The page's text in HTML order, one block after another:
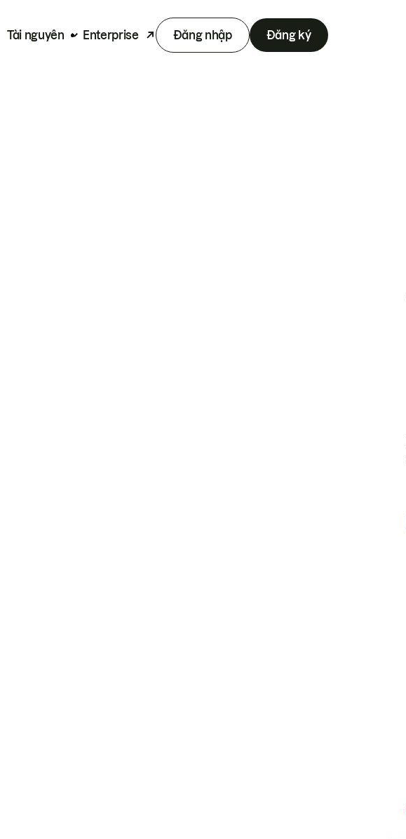
Tài nguyên Enterprise Đăng nhập Đăng ký